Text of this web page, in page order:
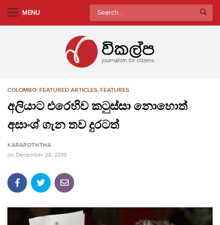
MENU
Search
for:
COLOMBO, FEATURED ARTICLES, FEATURES
අලියාට එරෙහිව කටුස්සා නොහොත්
අසාංශ් ගැන තව දුරටත්
KARAPOTHTHA
on December 28, 2010